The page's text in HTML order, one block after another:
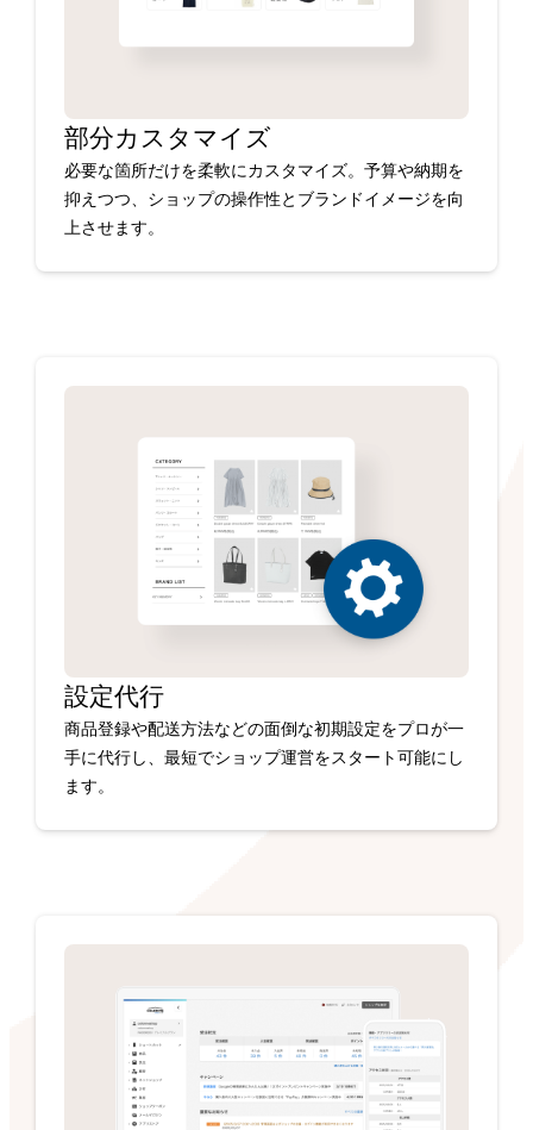
部分カスタマイズ
必要な箇所だけを柔軟にカスタマイズ。予算や納期を
抑えつつ、ショップの操作性とブランドイメージを向
上させます。
設定代行
商品登録や配送方法などの面倒な初期設定をプロが一
手に代行し、最短でショップ運営をスタート可能にし
ます。